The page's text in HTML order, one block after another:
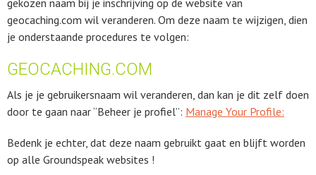
gekozen naam bij je inschrijving op de website van
geocaching.com wil veranderen. Om deze naam te wijzigen, dien
je onderstaande procedures te volgen:
GEOCACHING.COM
Als je je gebruikersnaam wil veranderen, dan kan je dit zelf doen
door te gaan naar “Beheer je profiel”: Manage Your Profile:
Bedenk je echter, dat deze naam gebruikt gaat en blijft worden
op alle Groundspeak websites !